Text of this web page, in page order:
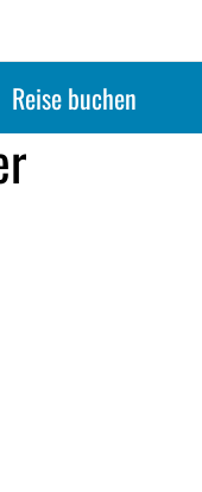
Reise buchen